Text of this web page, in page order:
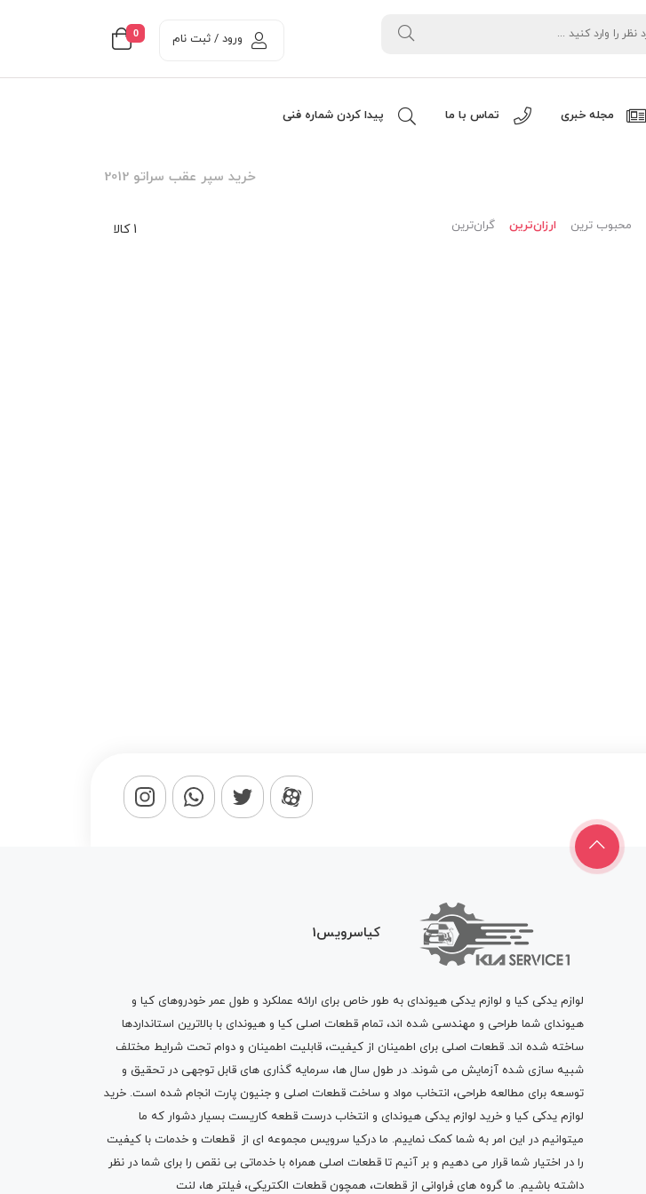
0 ورود / ثبت نام
مجله خبری تماس با ما پیدا کردن شماره فنی
خرید سپر عقب سراتو 2012
1 کالا محبوب ترین ارزان‌ترین گران‌ترین
کیاسرویس1
لوازم یدکی کیا و لوازم یدکی هیوندای به طور خاص برای ارائه عملکرد و طول عمر خودروهای کیا و
هیوندای شما طراحی و مهندسی شده اند، تمام قطعات اصلی کیا و هیوندای با بالاترین استانداردها
ساخته شده اند. قطعات اصلی برای اطمینان از کیفیت، قابلیت اطمینان و دوام تحت شرایط مختلف
شبیه سازی شده آزمایش می شوند. در طول سال ها، سرمایه گذاری های قابل توجهی در تحقیق و
توسعه برای مطالعه طراحی، انتخاب مواد و ساخت قطعات اصلی و جنیون پارت انجام شده است. خرید
لوازم یدکی کیا و خرید لوازم یدکی هیوندای و انتخاب درست قطعه کاریست بسیار دشوار که ما
میتوانیم در این امر به شما کمک نماییم. ما درکیا سرویس مجموعه ای از قطعات و خدمات با کیفیت
را در اختیار شما قرار می دهیم و بر آنیم تا قطعات اصلی همراه با خدماتی بی نقص را برای شما در نظر
داشته باشیم. ما گروه های فراوانی از قطعات، همچون قطعات الکتریکی، فیلتر ها، لنت